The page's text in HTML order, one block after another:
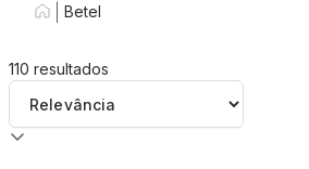
Betel
110 resultados